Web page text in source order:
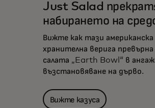
Just Salad
набирането на
Вижте как тази американска
хранителна верига
салата „Earth Bowl“ в
възстановяване на дърво.
Вижте казуса